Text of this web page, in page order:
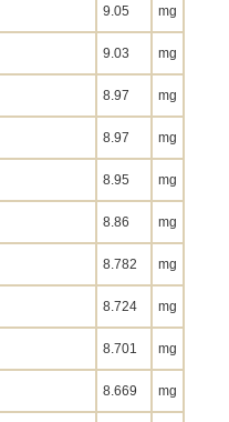
9.05 mg
9.03 mg
8.97 mg
8.97 mg
8.95 mg
8.86 mg
8.782 mg
8.724 mg
8.701 mg
8.669 mg